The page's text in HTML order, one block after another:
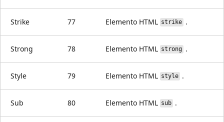
Strike 77 Elemento HTML strike .
Strong 78 Elemento HTML strong .
Style 79 Elemento HTML style.
Sub 80 Elemento HTML sub.